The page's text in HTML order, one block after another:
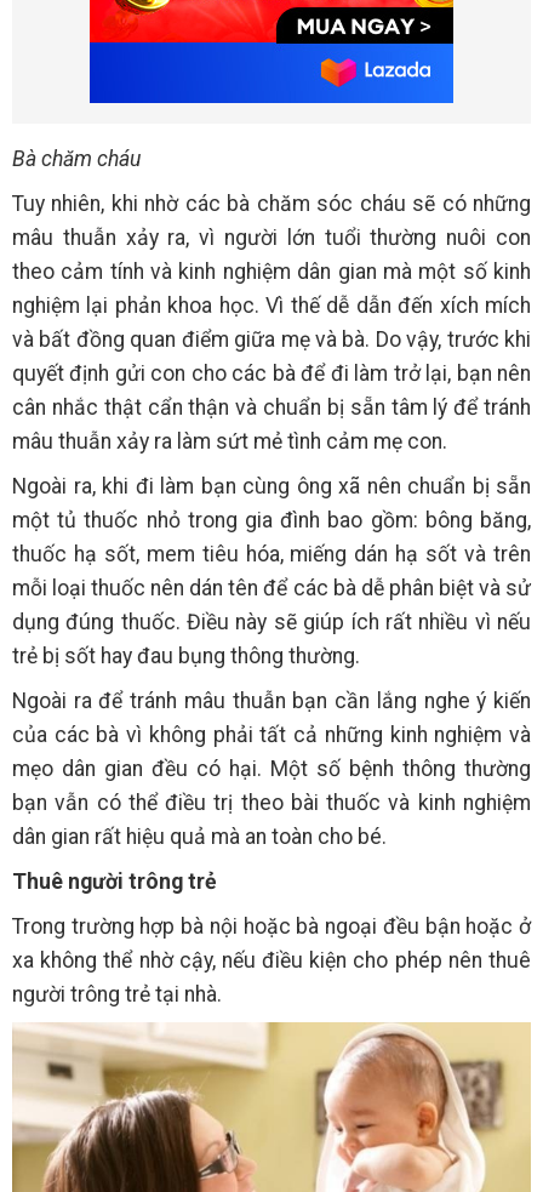
Bà chăm cháu
Tuy nhiên, khi nhờ các bà chăm sóc cháu sẽ có những
mâu thuẫn xảy ra, vì người lớn tuổi thường nuôi con
theo cảm tính và kinh nghiệm dân gian mà một số kinh
nghiệm lại phản khoa học. Vì thế dễ dẫn đến xích mích
và bất đồng quan điểm giữa mẹ và bà. Do vậy, trước khi
quyết định gửi con cho các bà để đi làm trở lại, bạn nên
cân nhắc thật cẩn thận và chuẩn bị sẵn tâm lý để tránh
mâu thuẫn xảy ra làm sứt mẻ tình cảm mẹ con.
Ngoài ra, khi đi làm bạn cùng ông xã nên chuẩn bị sẵn
một tủ thuốc nhỏ trong gia đình bao gồm: bông băng,
thuốc hạ sốt, mem tiêu hóa, miếng dán hạ sốt và trên
mỗi loại thuốc nên dán tên để các bà dễ phân biệt và sử
dụng đúng thuốc. Điều này sẽ giúp ích rất nhiều vì nếu
trẻ bị sốt hay đau bụng thông thường.
Ngoài ra để tránh mâu thuẫn bạn cần lắng nghe ý kiến
của các bà vì không phải tất cả những kinh nghiệm và
mẹo dân gian đều có hại. Một số bệnh thông thường
bạn vẫn có thể điều trị theo bài thuốc và kinh nghiệm
dân gian rất hiệu quả mà an toàn cho bé.
Thuê người trông trẻ
Trong trường hợp bà nội hoặc bà ngoại đều bận hoặc ở
xa không thể nhờ cậy, nếu điều kiện cho phép nên thuê
người trông trẻ tại nhà.